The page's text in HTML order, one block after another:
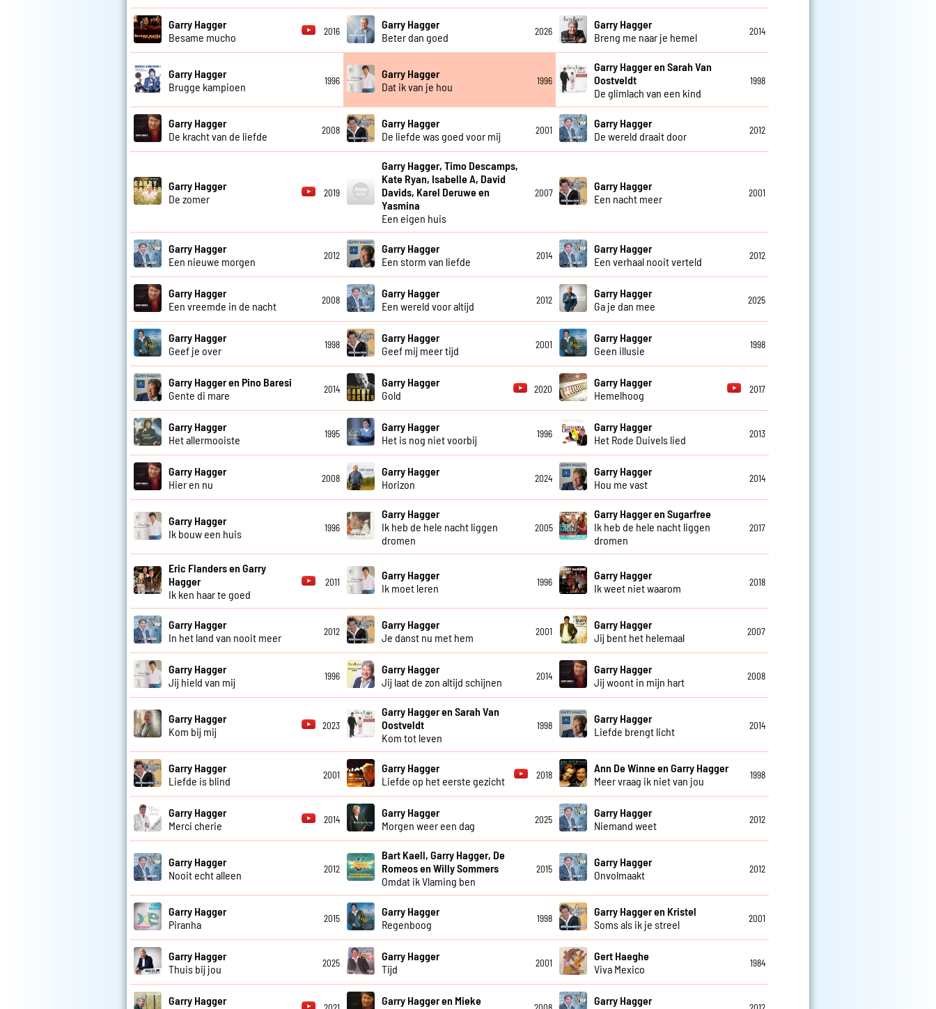
Garry Hagger
Besame mucho
2016
Garry Hagger
Beter dan goed
2026
Garry Hagger
Breng me naar je hemel
2014
Garry Hagger
Brugge kampioen
1996
Garry Hagger
Dat ik van je hou
1996
Garry Hagger en Sarah Van
Oostveldt
De glimlach van een kind
1998
Garry Hagger
De kracht van de liefde
2008
Garry Hagger
De liefde was goed voor mij
2001
Garry Hagger
De wereld draait door
2012
Garry Hagger
De zomer
2019
Garry Hagger, Timo Descamps,
Kate Ryan, Isabelle A, David
Davids, Karel Deruwe en
Yasmina
Een eigen huis
2007
Garry Hagger
Een nacht meer
2001
Garry Hagger
Een nieuwe morgen
2012
Garry Hagger
Een storm van liefde
2014
Garry Hagger
Een verhaal nooit verteld
2012
Garry Hagger
Een vreemde in de nacht
2008
Garry Hagger
Een wereld voor altijd
2012
Garry Hagger
Ga je dan mee
2025
Garry Hagger
Geef je over
1998
Garry Hagger
Geef mij meer tijd
2001
Garry Hagger
Geen illusie
1998
Garry Hagger en Pino Baresi
Gente di mare
2014
Garry Hagger
Gold
2020
Garry Hagger
Hemelhoog
2017
Garry Hagger
Het allermooiste
1995
Garry Hagger
Het is nog niet voorbij
1996
Garry Hagger
Het Rode Duivels lied
2013
Garry Hagger
Hier en nu
2008
Garry Hagger
Horizon
2024
Garry Hagger
Hou me vast
2014
Garry Hagger
Ik bouw een huis
1996
Garry Hagger
Ik heb de hele nacht liggen
dromen
2005
Garry Hagger en Sugarfree
Ik heb de hele nacht liggen
dromen
2017
Eric Flanders en Garry
Hagger
Ik ken haar te goed
2011
Garry Hagger
Ik moet leren
1996
Garry Hagger
Ik weet niet waarom
2018
Garry Hagger
In het land van nooit meer
2012
Garry Hagger
Je danst nu met hem
2001
Garry Hagger
Jij bent het helemaal
2007
Garry Hagger
Jij hield van mij
1996
Garry Hagger
Jij laat de zon altijd schijnen
2014
Garry Hagger
Jij woont in mijn hart
2008
Garry Hagger
Kom bij mij
2023
Garry Hagger en Sarah Van
Oostveldt
Kom tot leven
1998
Garry Hagger
Liefde brengt licht
2014
Garry Hagger
Liefde is blind
2001
Garry Hagger
Liefde op het eerste gezicht
2018
Ann De Winne en Garry Hagger
Meer vraag ik niet van jou
1998
Garry Hagger
Merci cherie
2014
Garry Hagger
Morgen weer een dag
2025
Garry Hagger
Niemand weet
2012
Garry Hagger
Nooit echt alleen
2012
Bart Kaell, Garry Hagger, De
Romeos en Willy Sommers
Omdat ik Vlaming ben
2015
Garry Hagger
Onvolmaakt
2012
Garry Hagger
Piranha
2015
Garry Hagger
Regenboog
1998
Garry Hagger en Kristel
Soms als ik je streel
2001
Garry Hagger
Thuis bij jou
2025
Garry Hagger
Tijd
2001
Gert Haeghe
Viva Mexico
1984
Garry Hagger
Garry Hagger en Mieke
Garry Hagger